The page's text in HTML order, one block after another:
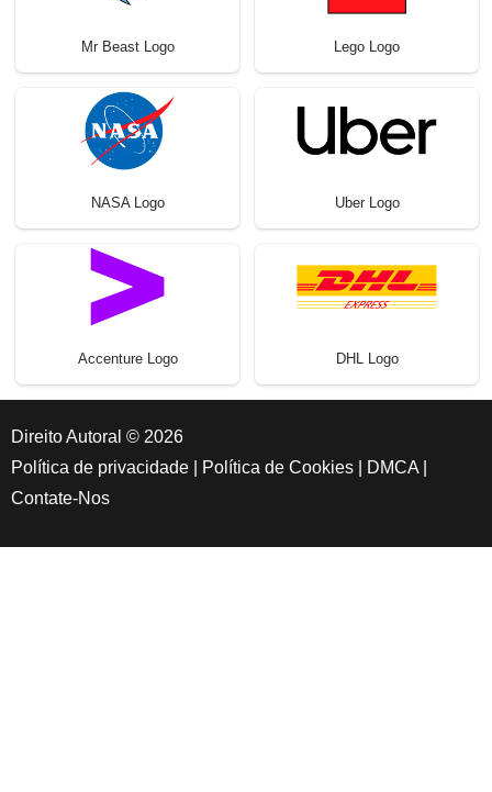
Mr Beast Logo Lego Logo
NASA Logo Uber Logo
Accenture Logo DHL Logo
Direito Autoral © 2026
Política de privacidade
Política de Cookies DMCA
Contate-Nos